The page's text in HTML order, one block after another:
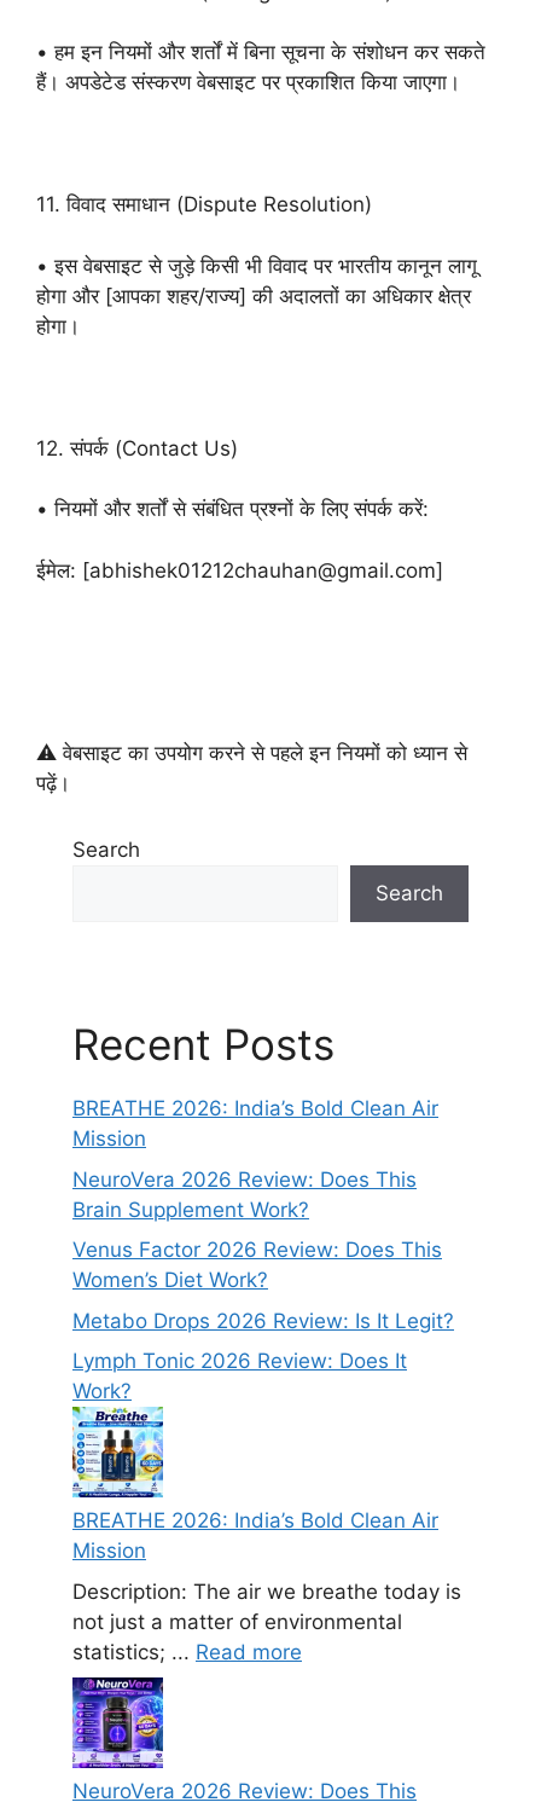
• हम इन नियमों और शर्तों में बिना सूचना के संशोधन कर सकते
हैं। अपडेटेड संस्करण वेबसाइट पर प्रकाशित किया जाएगा।
11. विवाद समाधान (Dispute Resolution)
• इस वेबसाइट से जुड़े किसी भी विवाद पर भारतीय कानून लागू
होगा और [आपका शहर/राज्य] की अदालतों का अधिकार क्षेत्र
होगा।
12. संपर्क (Contact Us)
• नियमों और शर्तों से संबंधित प्रश्नों के लिए संपर्क करें:
ईमेल: [abhishek01212chauhan@gmail.com]
⚠️ वेबसाइट का उपयोग करने से पहले इन नियमों को ध्यान से
पढ़ें।
Search
Search
Recent Posts
BREATHE 2026: India’s Bold Clean Air
Mission
NeuroVera 2026 Review: Does This
Brain Supplement Work?
Venus Factor 2026 Review: Does This
Women’s Diet Work?
Metabo Drops 2026 Review: Is It Legit?
Lymph Tonic 2026 Review: Does It
Work?
BREATHE 2026: India’s Bold Clean Air
Mission
Description: The air we breathe today is
not just a matter of environmental
statistics; ... Read more
NeuroVera 2026 Review: Does This